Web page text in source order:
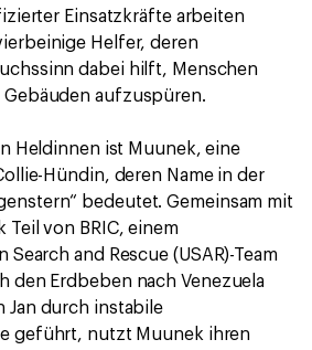
Einsatzkräfte arbeiten
Helfer, deren
dabei hilft, Menschen
aufzuspüren.
Heldinnen ist Muunek, eine
Hündin, deren Name in der
bedeutet. Gemeinsam mit
Teil von BRIC, einem
and Rescue (USAR)-Team
den Erdbeben nach Venezuela
Jan durch instabile
geführt, nutzt Muunek ihren